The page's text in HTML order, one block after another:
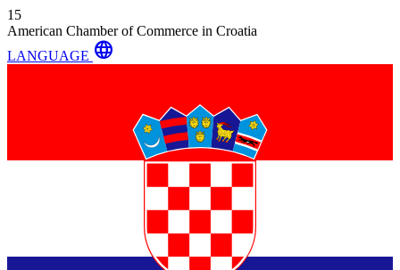
15
American Chamber of Commerce in Croatia
LANGUAGE language